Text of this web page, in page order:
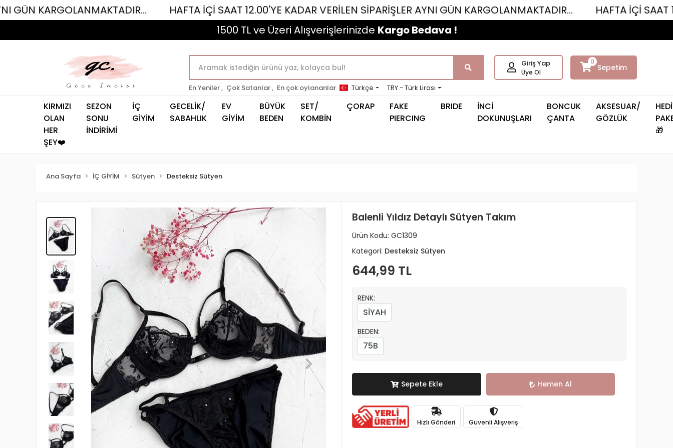
HAFTA İÇİ SAAT 12.00'YE KADAR VERİLEN SİPARİŞLER AYNI GÜN KARGOLANMAKTADIR...
HAFTA İÇİ SAAT 12.00'YE
1500 TL ve Üzeri Alışverişlerinizde Kargo Bedava !
En Yeniler , Çok Satanlar , En çok oylananlar Türkçe TRY - Türk Lirası
Giriş Yap
Üye Ol
0
Sepetim
KIRMIZI
OLAN
HER
ŞEY❤️
SEZON
SONU
İNDİRİMİ
İÇ
GİYİM
GECELİK/
SABAHLIK
EV
GİYİM
BÜYÜK
BEDEN
SET/
KOMBİN
ÇORAP
FAKE
PIERCING
BRIDE
İNCİ
DOKUNUŞLARI
BONCUK
ÇANTA
AKSESUAR/
GÖZLÜK
🎁
Ana Sayfa İÇ GİYİM Sütyen Desteksiz Sütyen
Balenli Yıldız Detaylı Sütyen Takım
Ürün Kodu: GC1309
Kategori: Desteksiz Sütyen
644,99 TL
RENK:
SİYAH
BEDEN:
75B
Sepete Ekle Hemen Al
Hızlı Gönderi Güvenli Alışveriş